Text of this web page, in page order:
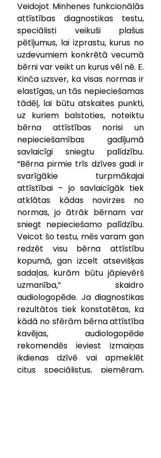
Veidojot Minhenes funkcionālās
attīstības diagnostikas testu,
speciālisti veikuši plašus
pētījumus, lai izprastu, kurus no
uzdevumiem konkrētā vecumā
bērni var veikt un kurus vēl nē. E.
Kinča uzsver, ka visas normas ir
elastīgas, un tās nepieciešamas
tādēļ, lai būtu atskaites punkti,
uz kuriem balstoties, noteiktu
bērna attīstības norisi un
nepieciešamības gadījumā
savlaicīgi sniegtu palīdzību.
“Bērna pirmie trīs dzīves gadi ir
svarīgākie turpmākajai
attīstībai – jo savlaicīgāk tiek
atklātas kādas novirzes no
normas, jo ātrāk bērnam var
sniegt nepieciešamo palīdzību.
Veicot šo testu, mēs varam gan
redzēt visu bērna attīstību
kopumā, gan izcelt atsevišķas
sadaļas, kurām būtu jāpievērš
uzmanība,” skaidro
audiologopēde. Ja diagnostikas
rezultātos tiek konstatētas, ka
kādā no sfērām bērna attīstība
kavējas, audiologopēde
rekomendēs ieviest izmaiņas
ikdienas dzīvē vai apmeklēt
citus speciālistus, piemēram,